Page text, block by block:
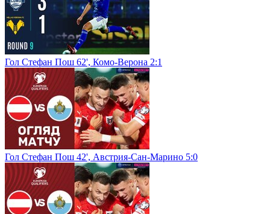
Гол Стефан Пош 62', Комо-Верона 2:1
Гол Стефан Пош 42', Австрия-Сан-Марино 5:0